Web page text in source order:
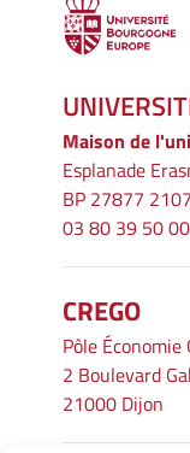
Maison de
Esplanade
BP 27877
03 80 39 50 00
CREGO
Pôle Économie
2 Boulevard
21000 Dijon